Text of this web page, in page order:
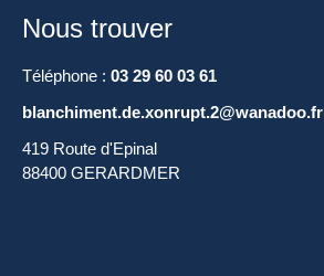
Nous trouver
Téléphone : 03 29 60 03 61
blanchiment.de.xonrupt.2@wanadoo.fr
419 Route d'Epinal
88400 GERARDMER